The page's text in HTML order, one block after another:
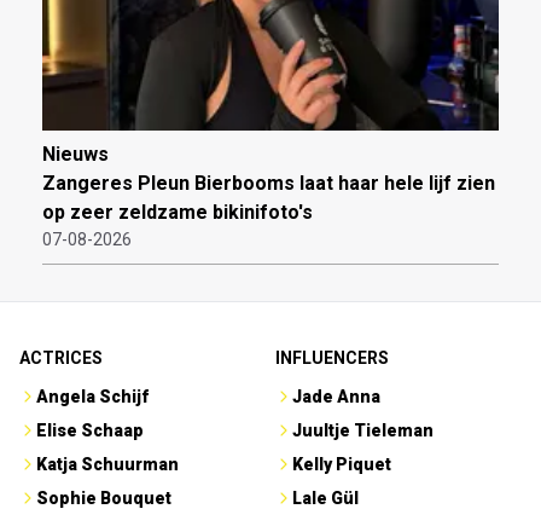
Nieuws
Zangeres Pleun Bierbooms laat haar hele lijf zien
op zeer zeldzame bikinifoto's
07-08-2026
ACTRICES
Angela Schijf
Elise Schaap
Katja Schuurman
Sophie Bouquet
INFLUENCERS
Jade Anna
Juultje Tieleman
Kelly Piquet
Lale Gül